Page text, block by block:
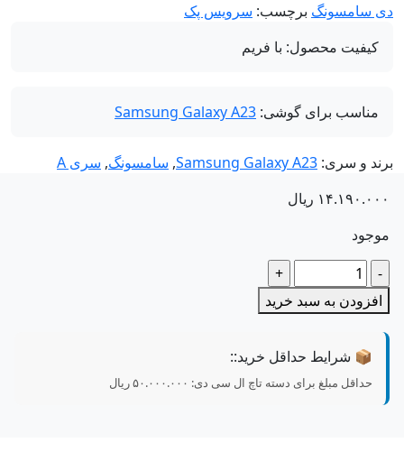
سامسونگبرچسب:سرویس پک
کیفیت محصول:با فریم
مناسب برای گوشی:Samsung Galaxy A23
و سری: Samsung Galaxy A23
,سامسونگ,سری A
ریال
به سبد خرید
📦 شرایط حداقل خرید::
حداقل مبلغ برای دسته تاچ ال سی دی: ۵۰.۰۰۰.۰۰۰ ریال